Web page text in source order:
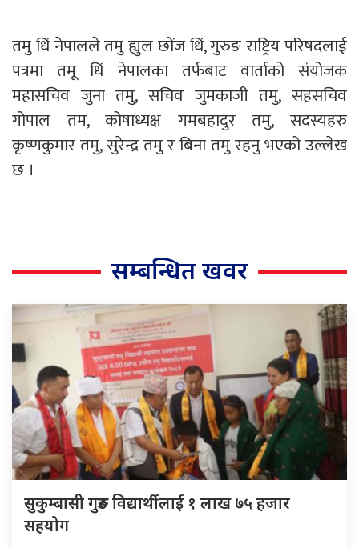
तमु धिं नेपालले तमु ह्युल छोंज धिं, गुरुङ राष्ट्रिय परिषदलाई
पत्रमा तमू धिं नेपालका तर्फबाट वार्ताको संयोजक
महासचिव जुना तमु, सचिव जुमकाजी तमु, सहसचिव
गोपाल तम, कोषाध्यक्ष गमबहादुर तमु, सदस्यहरु
कृष्णकुमार तमु, सुरेन्द्र तमु र बिना तमु रहनु भएको उल्लेख
छ ।
सम्बन्धित खवर
सुकुम्बासी गुरुङ विद्यार्थीलाई १ लाख ७५ हजार
सहयोग